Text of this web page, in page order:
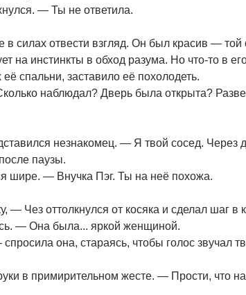
— Ты не ответила.
в силах отвести взгляд. Он был красив —
на инстинкты в обход разума. Но что-то в
спальни, заставило её похолодеть.
наблюдал? Дверь была открыта?
незнакомец. — Я твой сосед. Через
паузы.
— Внучка Пэг. Ты на неё похожа.
Чез оттолкнулся от косяка и сделал шаг в
— Она была... яркой женщиной.
она, стараясь, чтобы голос звучал
в примирительном жесте. — Прости, что